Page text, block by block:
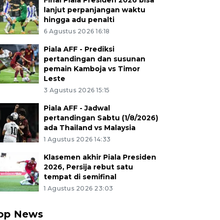
lanjut perpanjangan waktu
hingga adu penalti
6 Agustus 2026 16:18
Piala AFF - Prediksi
pertandingan dan susunan
pemain Kamboja vs Timor
Leste
3 Agustus 2026 15:15
Piala AFF - Jadwal
pertandingan Sabtu (1/8/2026)
ada Thailand vs Malaysia
1 Agustus 2026 14:33
Klasemen akhir Piala Presiden
2026, Persija rebut satu
tempat di semifinal
1 Agustus 2026 23:03
News